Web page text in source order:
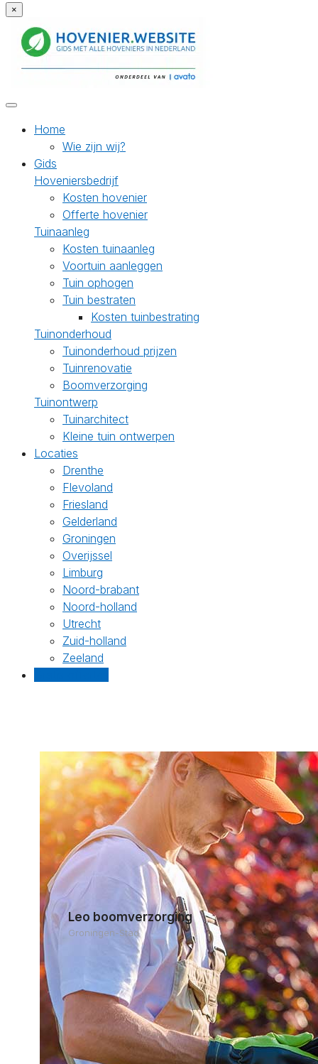
×
Home
Wie zijn wij?
Gids
Hoveniersbedrijf
Kosten hovenier
Offerte hovenier
Tuinaanleg
Kosten tuinaanleg
Voortuin aanleggen
Tuin ophogen
Tuin bestraten
Kosten tuinbestrating
Tuinonderhoud
Tuinonderhoud prijzen
Tuinrenovatie
Boomverzorging
Tuinontwerp
Tuinarchitect
Kleine tuin ontwerpen
Locaties
Drenthe
Flevoland
Friesland
Gelderland
Groningen
Overijssel
Limburg
Noord-brabant
Noord-holland
Utrecht
Zuid-holland
Zeeland
Leo boomverzorging
Groningen-Stad